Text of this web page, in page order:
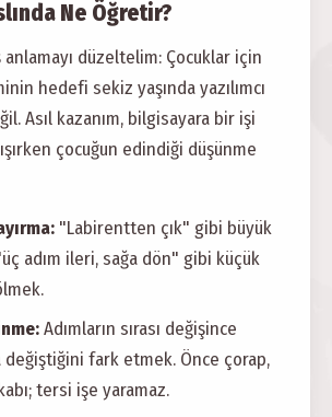
Ne Öğretir?
anlamayı düzeltelim: Çocuklar için
hedefi sekiz yaşında yazılımcı
Asıl kazanım, bilgisayara bir işi
çocuğun edindiği düşünme
"Labirentten çık" gibi büyük
adım ileri, sağa dön" gibi küçük
Adımların sırası değişince
değiştiğini fark etmek. Önce çorap,
tersi işe yaramaz.